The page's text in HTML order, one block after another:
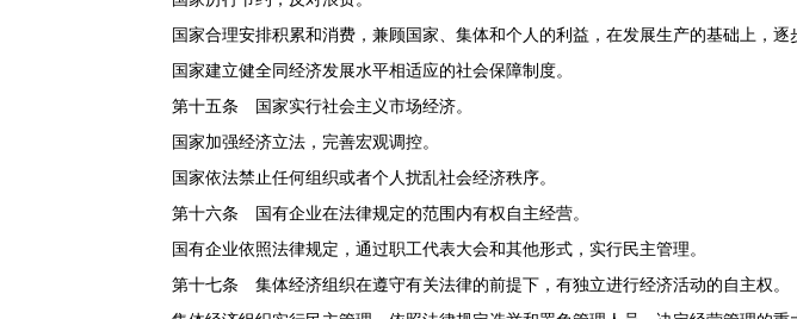
国家合理安排积累和消费，兼顾国家、集体和个人的利益，在发展生产的基础上，逐
国家建立健全同经济发展水平相适应的社会保障制度。
第十五条 国家实行社会主义市场经济。
国家加强经济立法，完善宏观调控。
国家依法禁止任何组织或者个人扰乱社会经济秩序。
第十六条 国有企业在法律规定的范围内有权自主经营。
国有企业依照法律规定，通过职工代表大会和其他形式，实行民主管理。
第十七条 集体经济组织在遵守有关法律的前提下，有独立进行经济活动的自主权。